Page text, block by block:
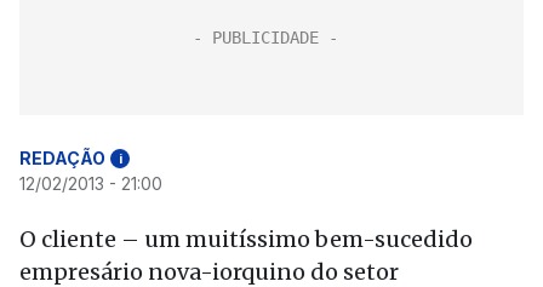
REDAÇÃO i
12/02/2013 - 21:00
O cliente – um muitíssimo bem-sucedido
empresário nova-iorquino do setor